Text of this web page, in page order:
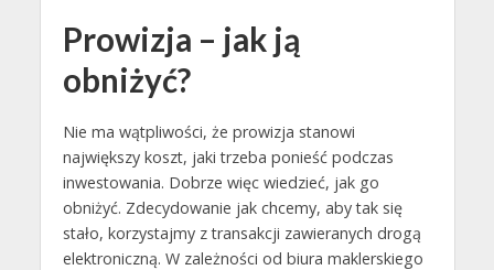
Prowizja – jak ją
obniżyć?
Nie ma wątpliwości, że prowizja stanowi
największy koszt, jaki trzeba ponieść podczas
inwestowania. Dobrze więc wiedzieć, jak go
obniżyć. Zdecydowanie jak chcemy, aby tak się
stało, korzystajmy z transakcji zawieranych drogą
elektroniczną. W zależności od biura maklerskiego